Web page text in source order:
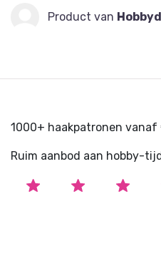
Product van
1000+ haakpatronen vanaf
Ruim aanbod aan hobby-